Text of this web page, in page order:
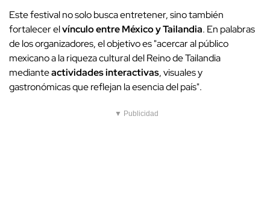
Este festival no solo busca entretener, sino también
fortalecer elvínculo entre México y Tailandia. En palabras
de los organizadores, el objetivo es "acercar al público
mexicano a la riqueza cultural del Reino de Tailandia
medianteactividades interactivas, visuales y
gastronómicas que reflejan la esencia del país".
▼ Publicidad